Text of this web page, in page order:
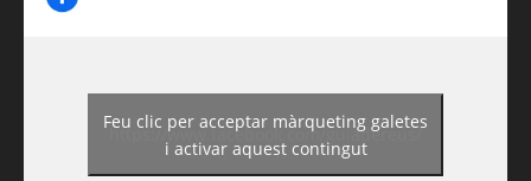
https://www.facebook.com/guiadereus/
Feu clic per acceptar màrqueting galetes
i activar aquest contingut